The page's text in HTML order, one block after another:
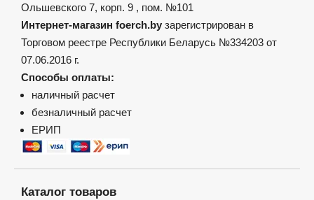
Ольшевского 7, корп. 9 , пом. №101
Интернет-магазин foerch.by зарегистрирован в
Торговом реестре Республики Беларусь №334203 от
07.06.2016 г.
Способы оплаты:
наличный расчет
безналичный расчет
ЕРИП
Каталог товаров